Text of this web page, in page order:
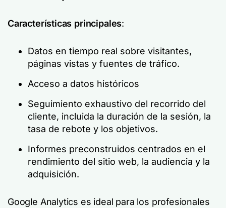
Características principales:
Datos en tiempo real sobre visitantes,
páginas vistas y fuentes de tráfico.
Acceso a datos históricos
Seguimiento exhaustivo del recorrido del
cliente, incluida la duración de la sesión, la
tasa de rebote y los objetivos.
Informes preconstruidos centrados en el
rendimiento del sitio web, la audiencia y la
adquisición.
Google Analytics es ideal para los profesionales